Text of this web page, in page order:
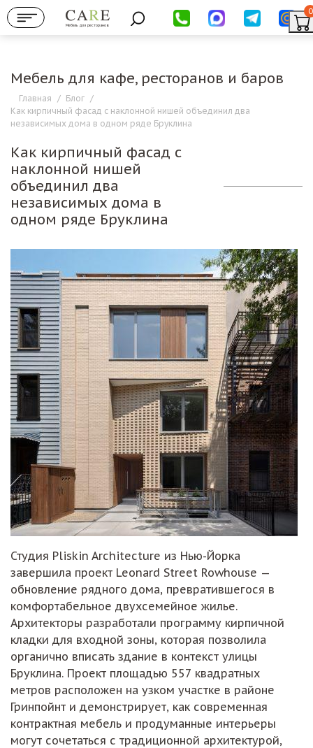
Мебель для ресторанов
0
Мебель для кафе, ресторанов и баров
Главная / Блог /
Как кирпичный фасад с наклонной нишей объединил два
независимых дома в одном ряде Бруклина
Как кирпичный фасад с
наклонной нишей
объединил два
независимых дома в
одном ряде Бруклина
Студия Pliskin Architecture из Нью-Йорка
завершила проект Leonard Street Rowhouse —
обновление рядного дома, превратившегося в
комфортабельное двухсемейное жилье.
Архитекторы разработали программу кирпичной
кладки для входной зоны, которая позволила
органично вписать здание в контекст улицы
Бруклина. Проект площадью 557 квадратных
метров расположен на узком участке в районе
Гринпойнт и демонстрирует, как современная
контрактная мебель и продуманные интерьеры
могут сочетаться с традиционной архитектурой,